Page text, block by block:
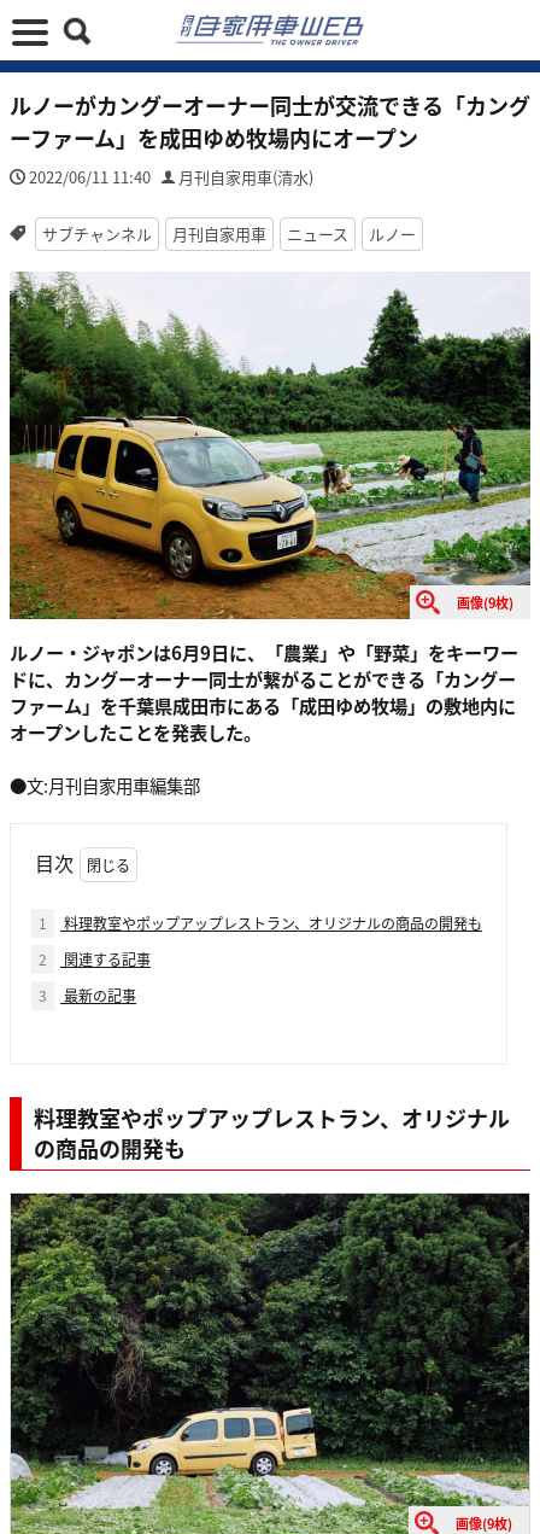
ルノーがカングーオーナー同士が交流できる「カング
ーファーム」を成田ゆめ牧場内にオープン
2022/06/11 11:40 月刊自家用車(清水)
サブチャンネル 月刊自家用車 ニュース ルノー
画像(9枚)
ルノー・ジャポンは6月9日に、「農業」や「野菜」をキーワー
ドに、カングーオーナー同士が繋がることができる「カングー
ファーム」を千葉県成田市にある「成田ゆめ牧場」の敷地内に
オープンしたことを発表した。
●文:月刊自家用車編集部
目次
1
料理教室やポップアップレストラン、オリジナルの商品の開発も
2
関連する記事
3
最新の記事
料理教室やポップアップレストラン、オリジナル
の商品の開発も
画像(9枚)